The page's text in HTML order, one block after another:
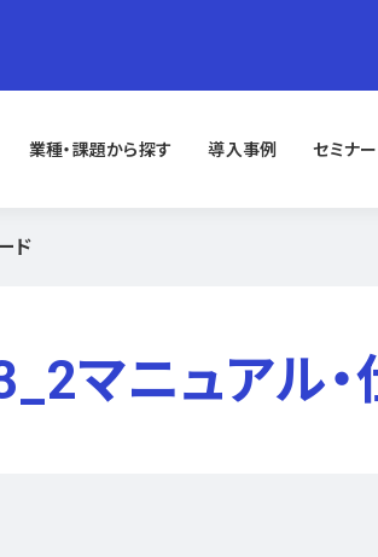
業種・課題から探す 導入事例 セミナー
ド
マニュアル